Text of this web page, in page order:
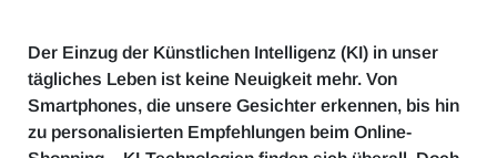
Der Einzug der Künstlichen Intelligenz (KI) in unser
tägliches Leben ist keine Neuigkeit mehr. Von
Smartphones, die unsere Gesichter erkennen, bis hin
zu personalisierten Empfehlungen beim Online-